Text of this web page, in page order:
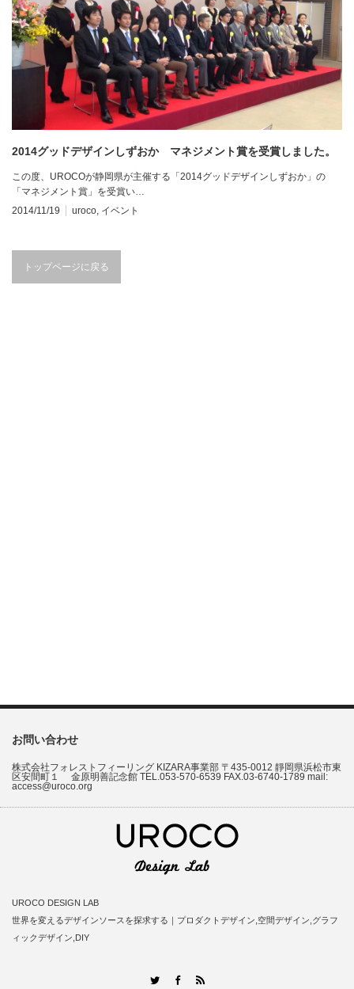
2014グッドデザインしずおか マネジメント賞を受賞しました。
この度、UROCOが静岡県が主催する「2014グッドデザインしずおか」の
「マネジメント賞」を受賞い…
2014/11/19
uroco, イベント
トップページに戻る
お問い合わせ
株式会社フォレストフィーリング KIZARA事業部 〒435-0012 靜岡県浜松市東
区安間町１ 金原明善記念館 TEL.053-570-6539 FAX.03-6740-1789 mail:
access@uroco.org
UROCO DESIGN LAB
世界を変えるデザインソースを探求する｜プロダクトデザイン,空間デザイン,グラフ
ィックデザイン,DIY
TwitterFacebook